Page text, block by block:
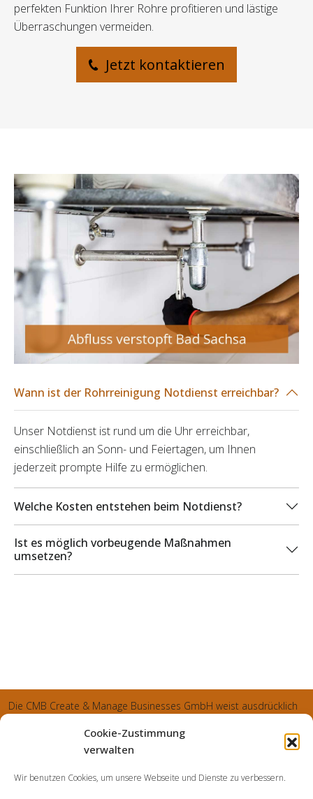
Cookie-Zustimmung
verwalten
Wir benutzen Cookies, um unsere Webseite und Dienste zu verbessern.
perfekten Funktion Ihrer Rohre profitieren und lästige
Überraschungen vermeiden.
Jetzt kontaktieren
Wann ist der Rohrreinigung Notdienst erreichbar?
Unser Notdienst ist rund um die Uhr erreichbar,
einschließlich an Sonn- und Feiertagen, um Ihnen
jederzeit prompte Hilfe zu ermöglichen.
Welche Kosten entstehen beim Notdienst?
Ist es möglich vorbeugende Maßnahmen
umsetzen?
Die CMB Create & Manage Businesses GmbH weist ausdrücklich
und sämtliche generierte Aufträge an die SecuPart GmbH
weist nachdrücklich darauf hin, dass wir in manchen Ortschaften